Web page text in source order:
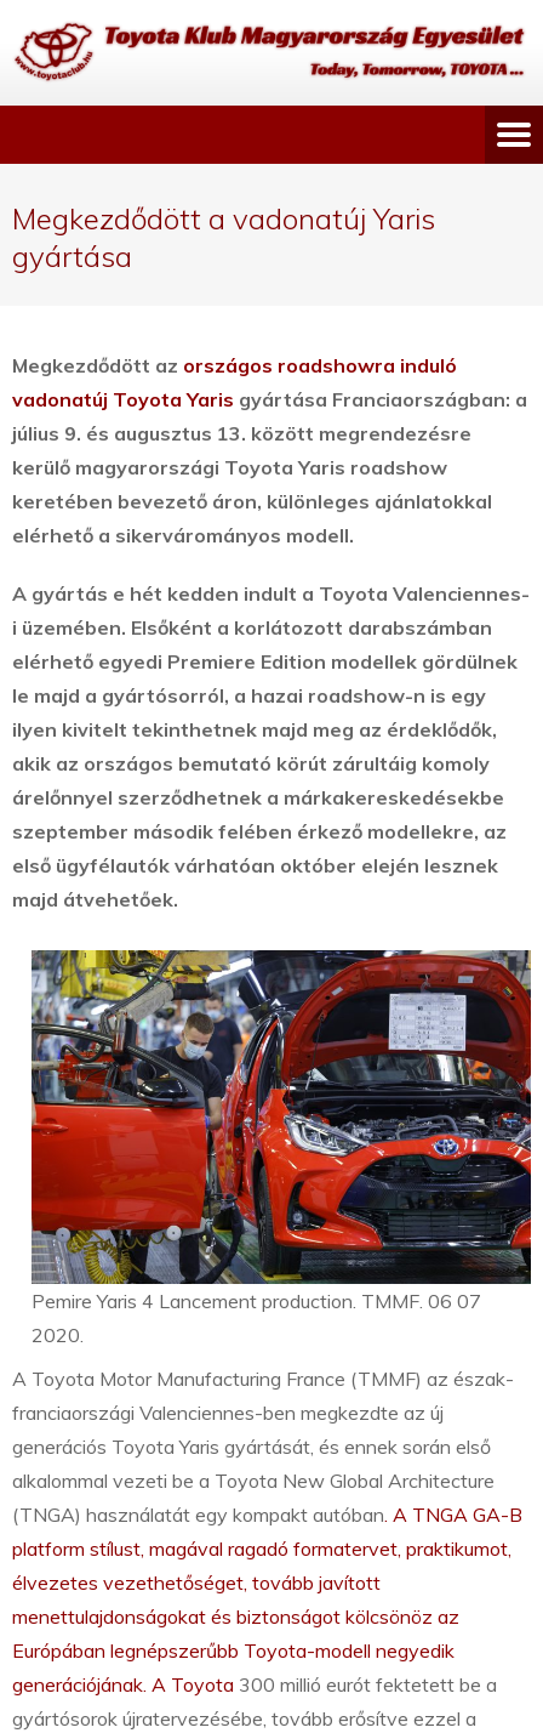
Megkezdődött a vadonatúj Yaris
gyártása
Megkezdődött az országos roadshowra induló
vadonatúj Toyota Yaris gyártása Franciaországban: a
július 9. és augusztus 13. között megrendezésre
kerülő magyarországi Toyota Yaris roadshow
keretében bevezető áron, különleges ajánlatokkal
elérhető a sikervárományos modell.
A gyártás e hét kedden indult a Toyota Valenciennes-
i üzemében. Elsőként a korlátozott darabszámban
elérhető egyedi Premiere Edition modellek gördülnek
le majd a gyártósorról, a hazai roadshow-n is egy
ilyen kivitelt tekinthetnek majd meg az érdeklődők,
akik az országos bemutató körút zárultáig komoly
árelőnnyel szerződhetnek a márkakereskedésekbe
szeptember második felében érkező modellekre, az
első ügyfélautók várhatóan október elején lesznek
majd átvehetőek.
Pemire Yaris 4 Lancement production. TMMF. 06 07
2020.
A Toyota Motor Manufacturing France (TMMF) az észak-
franciaországi Valenciennes-ben megkezdte az új
generációs Toyota Yaris gyártását, és ennek során első
alkalommal vezeti be a Toyota New Global Architecture
(TNGA) használatát egy kompakt autóban. A TNGA GA-B
platform stílust, magával ragadó formatervet, praktikumot,
élvezetes vezethetőséget, tovább javított
menettulajdonságokat és biztonságot kölcsönöz az
Európában legnépszerűbb Toyota-modell negyedik
generációjának. A Toyota 300 millió eurót fektetett be a
gyártósorok újratervezésébe, tovább erősítve ezzel a